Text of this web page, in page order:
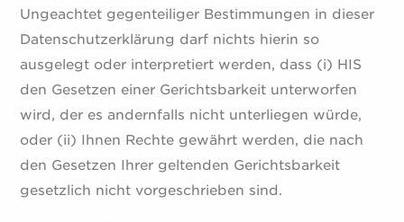
Ungeachtet gegenteiliger Bestimmungen in dieser
Datenschutzerklärung darf nichts hierin so
ausgelegt oder interpretiert werden, dass (i) HIS
den Gesetzen einer Gerichtsbarkeit unterworfen
wird, der es andernfalls nicht unterliegen würde,
oder (ii) Ihnen Rechte gewährt werden, die nach
den Gesetzen Ihrer geltenden Gerichtsbarkeit
gesetzlich nicht vorgeschrieben sind.